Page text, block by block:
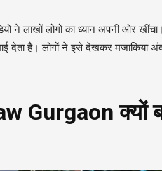
ने लाखों लोगों का ध्यान अपनी ओर
देता है। लोगों ने इसे देखकर मजाकिया
Gurgaon क्यों